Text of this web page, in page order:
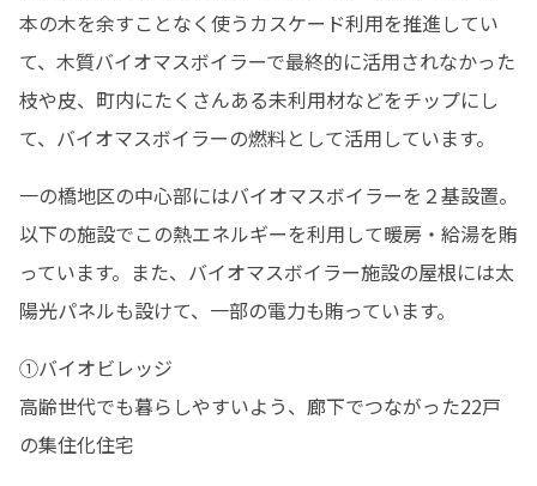
本の木を余すことなく使うカスケード利用を推進してい
て、木質バイオマスボイラーで最終的に活用されなかった
枝や皮、町内にたくさんある未利用材などをチップにし
て、バイオマスボイラーの燃料として活用しています。
一の橋地区の中心部にはバイオマスボイラーを２基設置。
以下の施設でこの熱エネルギーを利用して暖房・給湯を賄
っています。また、バイオマスボイラー施設の屋根には太
陽光パネルも設けて、一部の電力も賄っています。
①バイオビレッジ
高齢世代でも暮らしやすいよう、廊下でつながった22戸
の集住化住宅